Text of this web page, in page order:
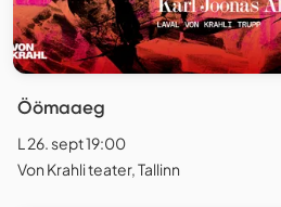
Öömaaeg
L 26. sept 19:00
Von Krahli teater, Tallinn